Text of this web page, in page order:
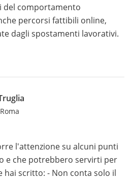
del comportamento
percorsi fattibili online,
dagli spostamenti lavorativi.
l'attenzione su alcuni punti
e che potrebbero servirti per
hai scritto: - Non conta solo il